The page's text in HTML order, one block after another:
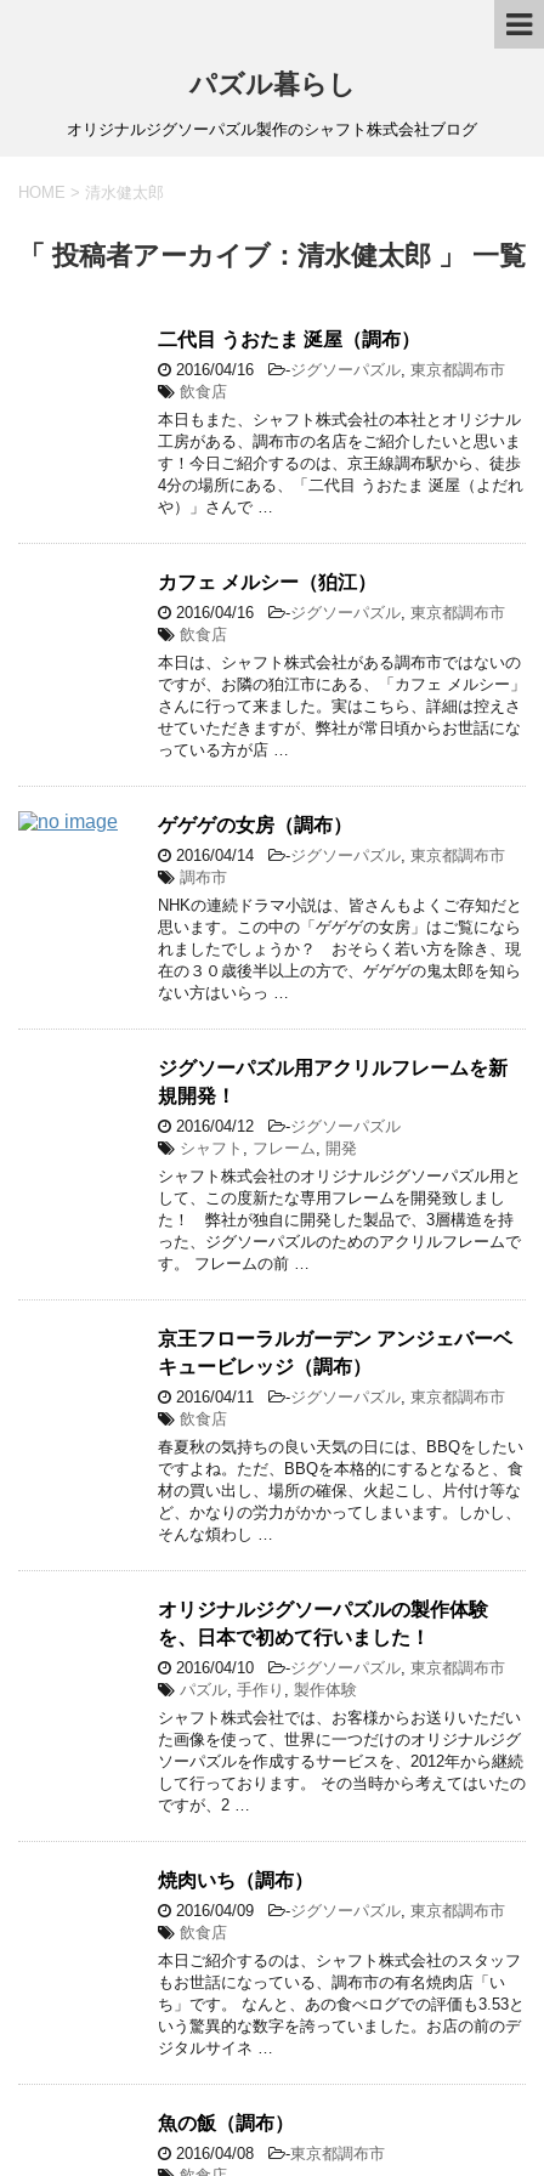
パズル暮らし
オリジナルジグソーパズル製作のシャフト株式会社ブログ
HOME > 清水健太郎
「 投稿者アーカイブ：清水健太郎 」 一覧
二代目 うおたま 涎屋（調布）
2016/04/16 -ジグソーパズル 東京都調布市
飲食店
本日もまた、シャフト株式会社の本社とオリジナル
工房がある、調布市の名店をご紹介したいと思いま
す！今日ご紹介するのは、京王線調布駅から、徒歩
4分の場所にある、「二代目 うおたま 涎屋（よだれ
や）」さんで …
カフェ メルシー（狛江）
2016/04/16 -ジグソーパズル 東京都調布市
飲食店
本日は、シャフト株式会社がある調布市ではないの
ですが、お隣の狛江市にある、「カフェ メルシー」
さんに行って来ました。実はこちら、詳細は控えさ
せていただきますが、弊社が常日頃からお世話にな
っている方が店 …
ゲゲゲの女房（調布）
2016/04/14 -ジグソーパズル 東京都調布市
調布市
NHKの連続ドラマ小説は、皆さんもよくご存知だと
思います。この中の「ゲゲゲの女房」はご覧になら
れましたでしょうか？ おそらく若い方を除き、現
在の３０歳後半以上の方で、ゲゲゲの鬼太郎を知ら
ない方はいらっ …
ジグソーパズル用アクリルフレームを新
規開発！
2016/04/12 -ジグソーパズル
シャフト
フレーム
開発
シャフト株式会社のオリジナルジグソーパズル用と
して、この度新たな専用フレームを開発致しまし
た！ 弊社が独自に開発した製品で、3層構造を持
った、ジグソーパズルのためのアクリルフレームで
す。 フレームの前 …
京王フローラルガーデン アンジェバーベ
キュービレッジ（調布）
2016/04/11 -ジグソーパズル 東京都調布市
飲食店
春夏秋の気持ちの良い天気の日には、BBQをしたい
ですよね。ただ、BBQを本格的にするとなると、食
材の買い出し、場所の確保、火起こし、片付け等な
ど、かなりの労力がかかってしまいます。しかし、
そんな煩わし …
オリジナルジグソーパズルの製作体験
を、日本で初めて行いました！
2016/04/10 -ジグソーパズル 東京都調布市
パズル 手作り
製作体験
シャフト株式会社では、お客様からお送りいただい
た画像を使って、世界に一つだけのオリジナルジグ
ソーパズルを作成するサービスを、2012年から継続
して行っております。 その当時から考えてはいたの
ですが、2 …
焼肉いち（調布）
2016/04/09 -ジグソーパズル 東京都調布市
飲食店
本日ご紹介するのは、シャフト株式会社のスタッフ
もお世話になっている、調布市の有名焼肉店「い
ち」です。 なんと、あの食べログでの評価も3.53と
いう驚異的な数字を誇っていました。お店の前のデ
ジタルサイネ …
魚の飯（調布）
2016/04/08 -東京都調布市